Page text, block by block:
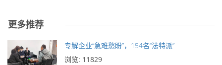
更多推荐
专解企业“急难愁盼”，154名“法特派”
浏览: 11829